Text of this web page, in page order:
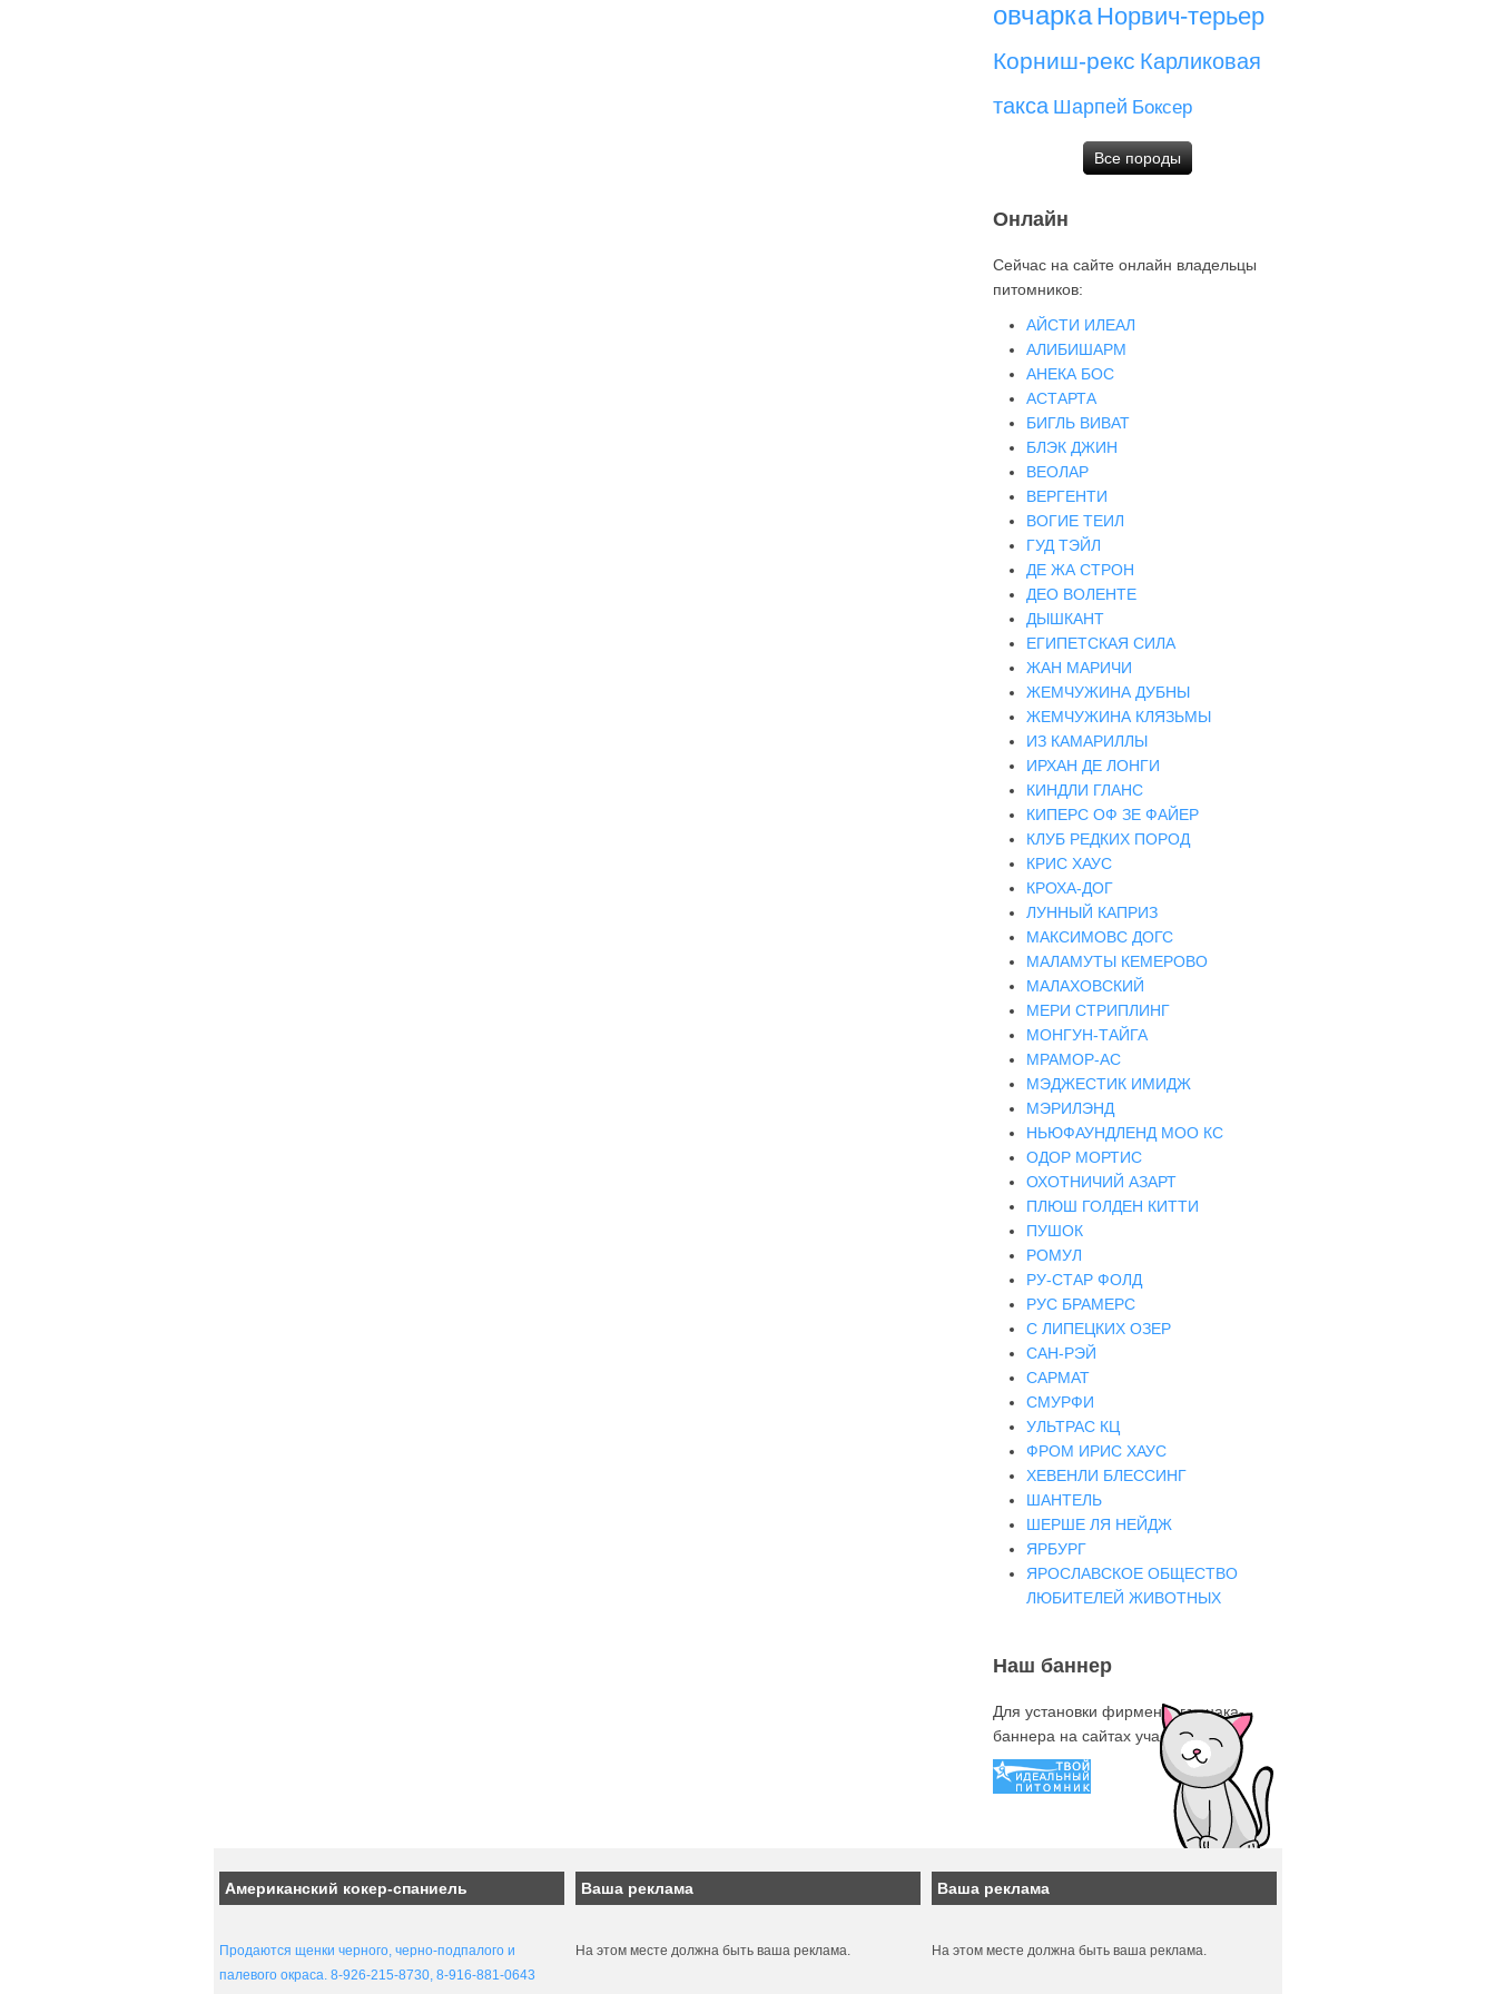
овчарка Норвич-терьер
Корниш-рекс Карликовая
такса Шарпей Боксер
Все породы
Онлайн
Сейчас на сайте онлайн владельцы
питомников:
АЙСТИ ИЛЕАЛ
АЛИБИШАРМ
АНЕКА БОС
АСТАРТА
БИГЛЬ ВИВАТ
БЛЭК ДЖИН
ВЕОЛАР
ВЕРГЕНТИ
ВОГИЕ ТЕИЛ
ГУД ТЭЙЛ
ДЕ ЖА СТРОН
ДЕО ВОЛЕНТЕ
ДЫШКАНТ
ЕГИПЕТСКАЯ СИЛА
ЖАН МАРИЧИ
ЖЕМЧУЖИНА ДУБНЫ
ЖЕМЧУЖИНА КЛЯЗЬМЫ
ИЗ КАМАРИЛЛЫ
ИРХАН ДЕ ЛОНГИ
КИНДЛИ ГЛАНС
КИПЕРС ОФ ЗЕ ФАЙЕР
КЛУБ РЕДКИХ ПОРОД
КРИС ХАУС
КРОХА-ДОГ
ЛУННЫЙ КАПРИЗ
МАКСИМОВС ДОГС
МАЛАМУТЫ КЕМЕРОВО
МАЛАХОВСКИЙ
МЕРИ СТРИПЛИНГ
МОНГУН-ТАЙГА
МРАМОР-АС
МЭДЖЕСТИК ИМИДЖ
МЭРИЛЭНД
НЬЮФАУНДЛЕНД МОО КС
ОДОР МОРТИС
ОХОТНИЧИЙ АЗАРТ
ПЛЮШ ГОЛДЕН КИТТИ
ПУШОК
РОМУЛ
РУ-СТАР ФОЛД
РУС БРАМЕРС
С ЛИПЕЦКИХ ОЗЕР
САН-РЭЙ
САРМАТ
СМУРФИ
УЛЬТРАС КЦ
ФРОМ ИРИС ХАУС
ХЕВЕНЛИ БЛЕССИНГ
ШАНТЕЛЬ
ШЕРШЕ ЛЯ НЕЙДЖ
ЯРБУРГ
ЯРОСЛАВСКОЕ ОБЩЕСТВО
ЛЮБИТЕЛЕЙ ЖИВОТНЫХ
Наш баннер
Для установки фирменного знака-
баннера на сайтах участниках
Американский кокер-спаниель
Продаются щенки черного, черно-подпалого и
палевого окраса. 8-926-215-8730, 8-916-881-0643
Ваша реклама
На этом месте должна быть ваша реклама.
Ваша реклама
На этом месте должна быть ваша реклама.